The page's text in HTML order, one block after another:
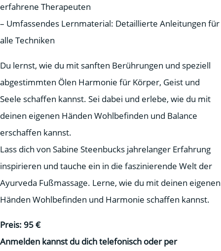
erfahrene Therapeuten
– Umfassendes Lernmaterial: Detaillierte Anleitungen für
alle Techniken
Du lernst, wie du mit sanften Berührungen und speziell
abgestimmten Ölen Harmonie für Körper, Geist und
Seele schaffen kannst. Sei dabei und erlebe, wie du mit
deinen eigenen Händen Wohlbefinden und Balance
erschaffen kannst.
Lass dich von Sabine Steenbucks jahrelanger Erfahrung
inspirieren und tauche ein in die faszinierende Welt der
Ayurveda Fußmassage. Lerne, wie du mit deinen eigenen
Händen Wohlbefinden und Harmonie schaffen kannst.
Preis: 95 €
Anmelden kannst du dich telefonisch oder per